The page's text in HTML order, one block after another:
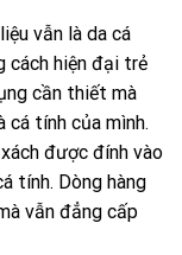
vẫn là da cá
cách hiện đại trẻ
cần thiết mà
cá tính của mình.
được đính vào
tính. Dòng hàng
vẫn đẳng cấp